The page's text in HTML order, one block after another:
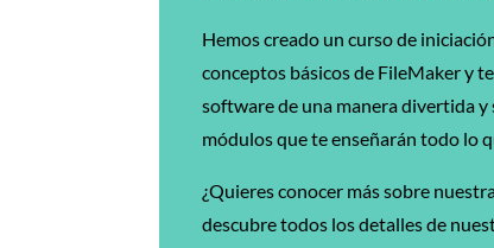
Hemos creado un curso de
conceptos básicos de FileMaker y
software de una manera divertida y
módulos que te enseñarán todo lo
¿Quieres conocer más sobre
descubre todos los detalles de